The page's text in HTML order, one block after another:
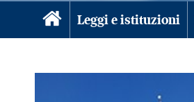
Leggi e istituzioni